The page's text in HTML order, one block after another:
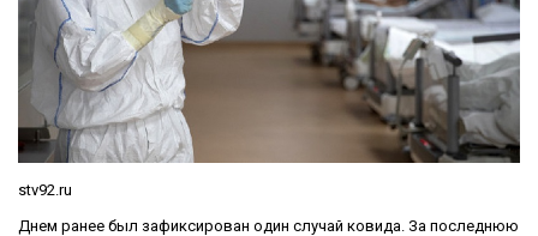
stv92.ru
Днем ранее был зафиксирован один случай ковида. За последнюю